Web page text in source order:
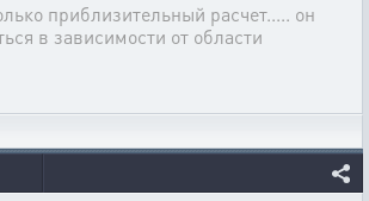
приблизительный расчет..... он
в зависимости от области